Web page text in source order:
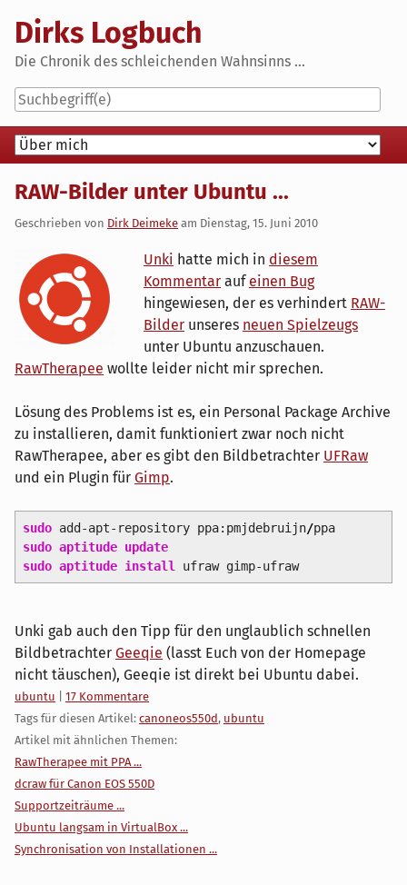
content
Dirks Logbuch
Die Chronik des schleichenden Wahnsinns ...
Navigation
RAW-Bilder unter Ubuntu ...
Geschrieben von Dirk Deimeke am Dienstag, 15. Juni 2010
Unki hatte mich in diesem
Kommentar aufeinen Bug
hingewiesen, der es verhindert RAW-
Bilder unseres neuen Spielzeugs
unter Ubuntu anzuschauen.
RawTherapee wollte leider nicht mir sprechen.
Lösung des Problems ist es, ein Personal Package Archive
zu installieren, damit funktioniert zwar noch nicht
RawTherapee, aber es gibt den Bildbetrachter UFRaw
und ein Plugin für Gimp.
sudoadd-apt-repository ppa:pmjdebruijn/ppa
sudo aptitude update
sudo aptitude install ufraw gimp-ufraw
Unki gab auch den Tipp für den unglaublich schnellen
Bildbetrachter Geeqie (lasst Euch von der Homepage
nicht täuschen), Geeqie ist direkt bei Ubuntu dabei.
Kategorien:
ubuntu
17 Kommentare
Tags für diesen Artikel: canoneos550d, ubuntu
Artikel mit ähnlichen Themen:
RawTherapee mit PPA ...
dcraw für Canon EOS 550D
Supportzeiträume ...
Ubuntu langsam in VirtualBox ...
Synchronisation von Installationen ...